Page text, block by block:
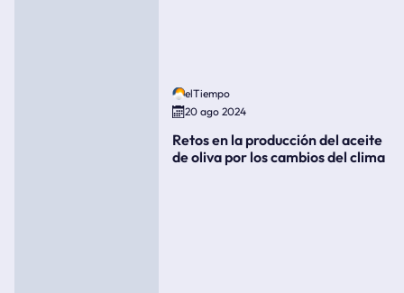
elTiempo
20 ago 2024
Retos en la producción del aceite
de oliva por los cambios del clima